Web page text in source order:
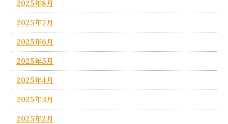
2025年8月
2025年7月
2025年6月
2025年5月
2025年4月
2025年3月
2025年2月